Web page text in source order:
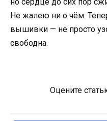
Не жалею ни о чём.
вышивки — не просто
свободна.
Оцените